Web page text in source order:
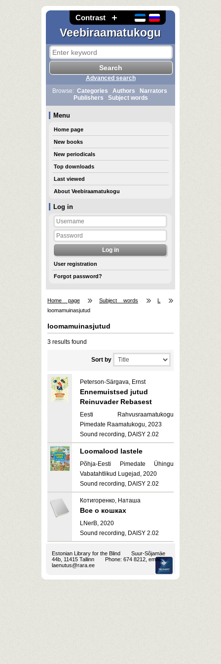
Contrast
Veebiraamatukogu
Log in
User registration
Forgot password?
Advanced search
Browse: Categories Authors
Narrators
Publishers
Subject words
Menu
Home page
New books
New periodicals
Top downloads
Last viewed
About Veebiraamatukogu
Home page Subject words
L
loomamuinasjutud
loomamuinasjutud
3 results found
Sort by
Peterson-Särgava, Ernst
Ennemuistsed jutud
Reinuvader Rebasest
Eesti Rahvusraamatukogu
Pimedate Raamatukogu, 2023
Sound recording, DAISY 2.02
Loomalood lastele
Põhja-Eesti Pimedate Ühingu
Vabatahtlikud Lugejad, 2020
Sound recording, DAISY 2.02
Котигоренко, Наташа
Все о кошках
LNerB, 2020
Sound recording, DAISY 2.02
Estonian Library for the Blind
Suur-Sõjamäe
44b, 11415 Tallinn
Phone: 674 8212, email:
laenutus@rara.ee